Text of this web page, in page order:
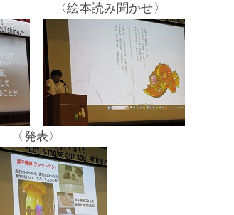
〈絵本読み聞かせ〉
〈発表〉